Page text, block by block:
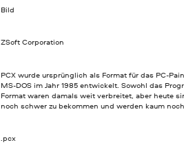
Bild
ZSoft Corporation
PCX wurde ursprünglich als Format für das PC-
MS-DOS im Jahr 1985 entwickelt. Sowohl das
Format waren damals weit verbreitet, aber heute
noch schwer zu bekommen und werden kaum
.pcx